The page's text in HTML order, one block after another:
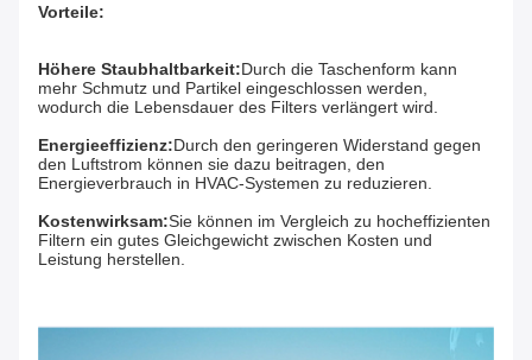
Vorteile:
Höhere Staubhaltbarkeit:Durch die Taschenform kann
mehr Schmutz und Partikel eingeschlossen werden,
wodurch die Lebensdauer des Filters verlängert wird.
Energieeffizienz:Durch den geringeren Widerstand gegen
den Luftstrom können sie dazu beitragen, den
Energieverbrauch in HVAC-Systemen zu reduzieren.
Kostenwirksam:Sie können im Vergleich zu hocheffizienten
Filtern ein gutes Gleichgewicht zwischen Kosten und
Leistung herstellen.